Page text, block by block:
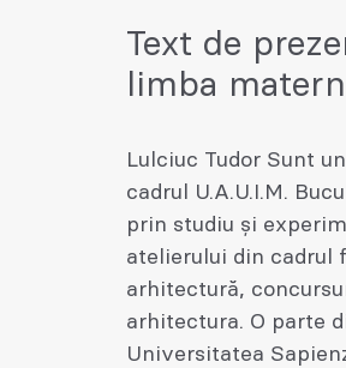
Text de
limba
Lulciuc Tudor Sunt
cadrul U.A.U.I.M.
prin studiu și
atelierului din cadrul
arhitectură,
arhitectura. O parte
Universitatea